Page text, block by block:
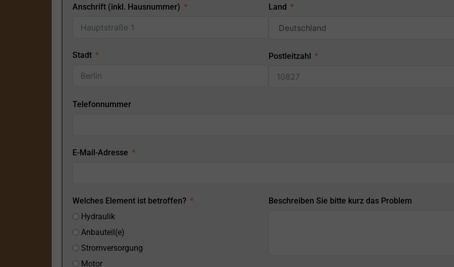
Anschrift (inkl. Hausnummer)
Stadt
Land
Postleitzahl
Telefonnummer
E-Mail-Adresse
Welches Element ist betroffen?
Hydraulik
Anbauteil(e)
Stromversorgung
Motor
Beschreiben Sie bitte kurz das Problem